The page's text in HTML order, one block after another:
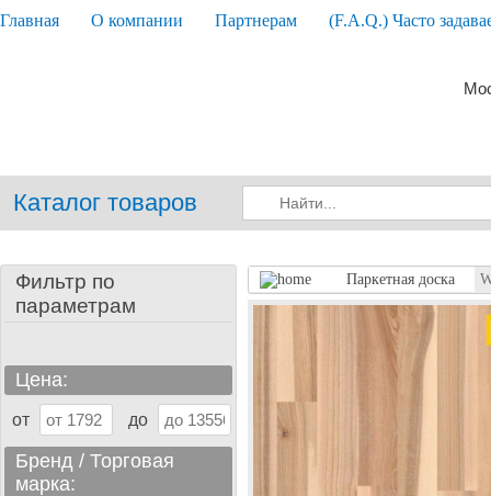
Главная О компании Партнерам (F.A.Q.) Часто
Каталог товаров
Фильтр по
параметрам
Цена:
от до
Бренд / Торговая
марка:
Паркетная доска